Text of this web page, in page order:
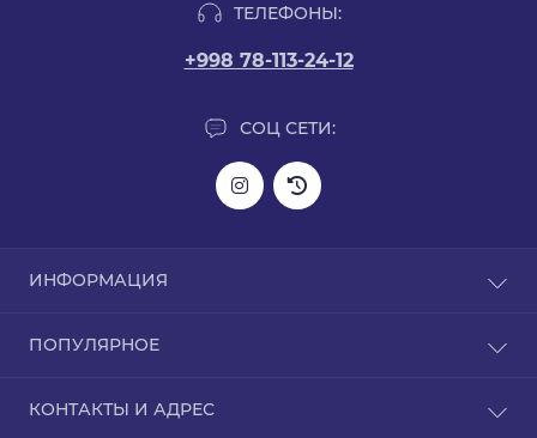
ТЕЛЕФОНЫ:
+998 78-113-24-12
СОЦ СЕТИ:
ИНФОРМАЦИЯ
О нас
Гарантия на товар
ПОПУЛЯРНОЕ
Аргинин
КОНТАКТЫ И АДРЕС